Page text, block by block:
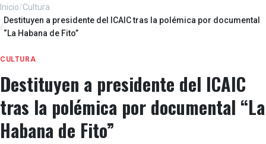
Inicio/Cultura
/
Destituyen a presidente del ICAIC tras la polémica por documental
“La Habana de Fito”
CULTURA
Destituyen a presidente del ICAIC
tras la polémica por documental “La
Habana de Fito”